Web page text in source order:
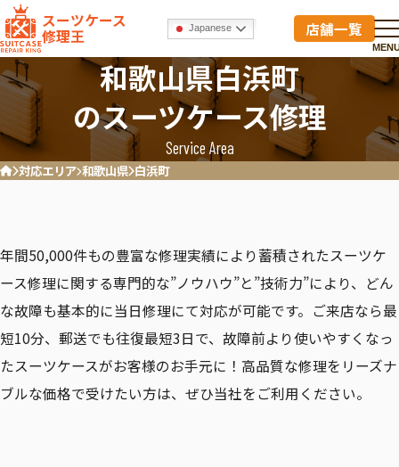
スーツケース
修理王 Japanese 店舗一覧
和歌山県白浜町
のスーツケース修理
Service Area
ホーム対応エリア 和歌山県 白浜町
年間50,000件もの豊富な修理実績により蓄積されたスーツケ
ース修理に関する専門的な”ノウハウ”と”技術力”により、どん
な故障も基本的に当日修理にて対応が可能です。ご来店なら最
短10分、郵送でも往復最短3日で、故障前より使いやすくなっ
たスーツケースがお客様のお手元に！高品質な修理をリーズナ
ブルな価格で受けたい方は、ぜひ当社をご利用ください。